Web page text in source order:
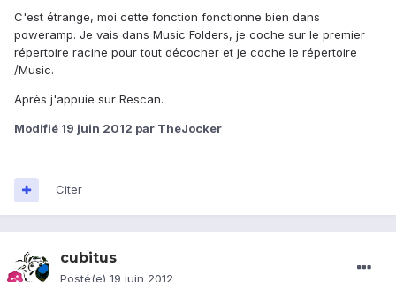
C'est étrange, moi cette fonction fonctionne bien dans
poweramp. Je vais dans Music Folders, je coche sur le premier
répertoire racine pour tout décocher et je coche le répertoire
/Music.
Après j'appuie sur Rescan.
Modifié 19 juin 2012 par TheJocker
Citer
cubitus
Posté(e) 19 juin 2012